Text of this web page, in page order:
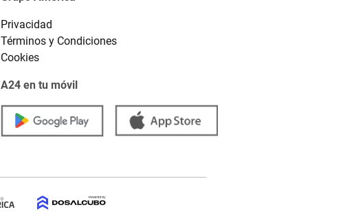
Privacidad
Términos y Condiciones
Cookies
A24 en tu móvil